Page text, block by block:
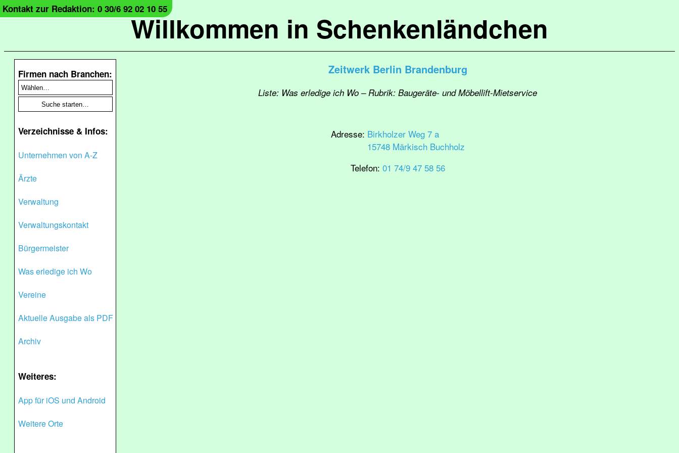
Willkommen in Schenkenländchen
Kontakt zur Redaktion: 0 30/6 92 02 10 55
Firmen nach Branchen:
Verzeichnisse & Infos:
Unternehmen von A-Z
Ärzte
Verwaltung
Verwaltungskontakt
Bürgermeister
Was erledige ich Wo
Vereine
Aktuelle Ausgabe als PDF
Archiv
Weiteres:
App für iOS und Android
Weitere Orte
Zeitwerk Berlin Brandenburg
Liste: Was erledige ich Wo – Rubrik: Baugeräte- und Möbellift-Mietservice
Adresse: Birkholzer Weg 7 a
15748 Märkisch Buchholz
Telefon: 01 74/9 47 58 56